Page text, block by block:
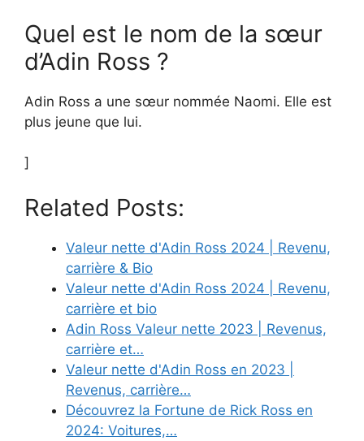
Quel est le nom de la sœur
d’Adin Ross ?
Adin Ross a une sœur nommée Naomi. Elle est
plus jeune que lui.
]
Related Posts:
Valeur nette d'Adin Ross 2024 | Revenu,
carrière & Bio
Valeur nette d'Adin Ross 2024 | Revenu,
carrière et bio
Adin Ross Valeur nette 2023 | Revenus,
carrière et…
Valeur nette d'Adin Ross en 2023 |
Revenus, carrière…
Découvrez la Fortune de Rick Ross en
2024: Voitures,…